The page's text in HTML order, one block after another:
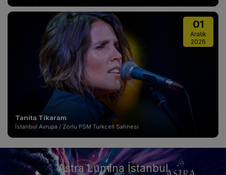
Tanita Tikaram
İstanbul Avrupa / Zorlu PSM Turkcell Sahnesi
01
Aralık
2026
Astra Lumina İstanbul